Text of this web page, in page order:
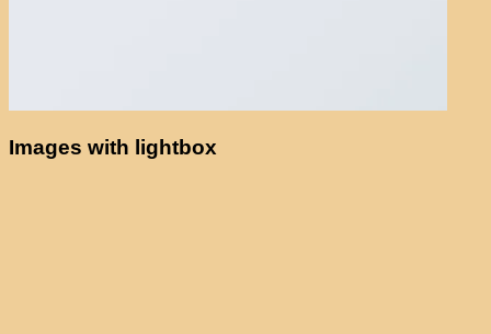
Images with lightbox